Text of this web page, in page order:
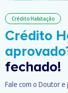
Crédito Habitação
Crédito
fechado!
Fale com o Doutor